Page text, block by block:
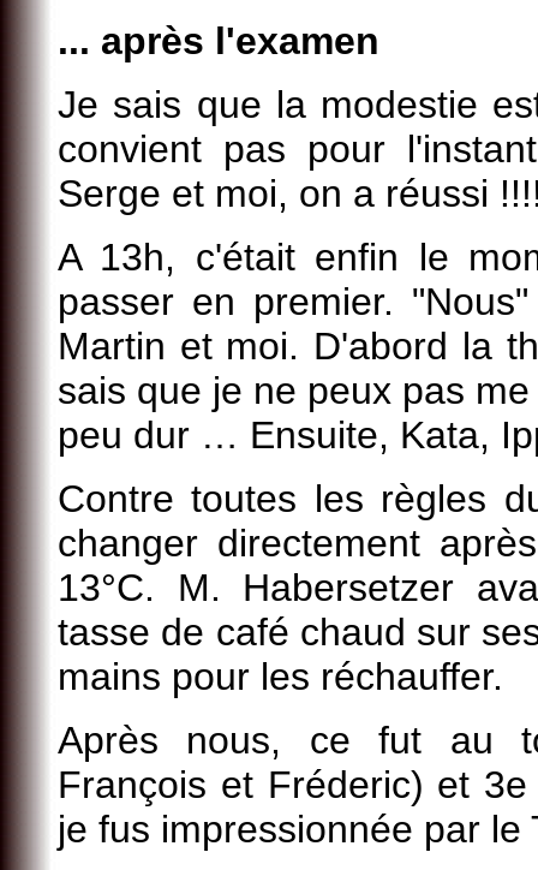
... après l'examen
Je sais que la modestie
convient pas pour
Serge et moi, on a réussi
A 13h, c'était enfin le
passer en premier.
Martin et moi. D'abord la
sais que je ne peux pas
peu dur … Ensuite, Kata,
Contre toutes les règles
changer directement
13°C. M. Habersetzer
tasse de café chaud sur
mains pour les réchauffer.
Après nous, ce fut au
François et Fréderic) et
je fus impressionnée par le